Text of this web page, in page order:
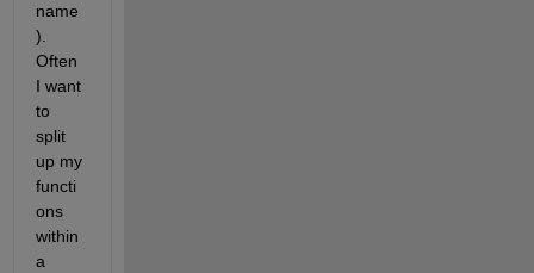
name
).
Often
I want
to
split
up my
functi
ons
within
a